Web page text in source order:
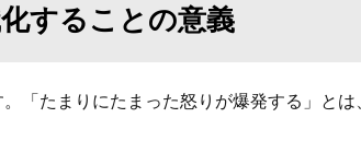
することの意義
「たまりにたまった怒りが爆発する」とは